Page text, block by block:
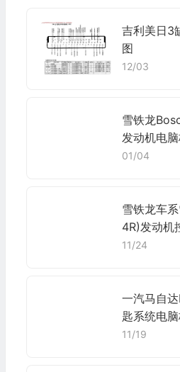
吉利美日3
图
12/03
雪铁龙
发动机电
针 端子图
01/04
雪铁龙车
4R)发动机
针端子
11/24
一汽马自
匙系统电
端子
11/19